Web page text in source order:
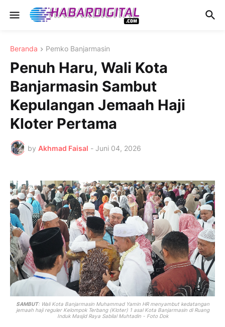
Beranda Pemko Banjarmasin
Penuh Haru, Wali Kota
Banjarmasin Sambut
Kepulangan Jemaah Haji
Kloter Pertama
by Akhmad Faisal - Juni 04, 2026
SAMBUT: Wali Kota Banjarmasin Muhammad Yamin HR menyambut kedatangan
jemaah haji reguler Kelompok Terbang (Kloter) 1 asal Kota Banjarmasin di Ruang
Induk Masjid Raya Sabilal Muhtadin - Foto Dok